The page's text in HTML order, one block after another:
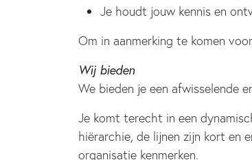
Je houdt jouw kennis en
Om in aanmerking te komen
Wij bieden
We bieden je een afwisselende
Je komt terecht in een
hiërarchie, de lijnen zijn kort en
organisatie kenmerken.